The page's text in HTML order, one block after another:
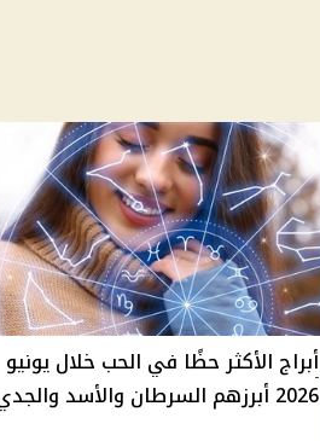
أبراج الأكثر حظًا في الحب خلال يونيو
2026 أبرزهم السرطان والأسد والجدي